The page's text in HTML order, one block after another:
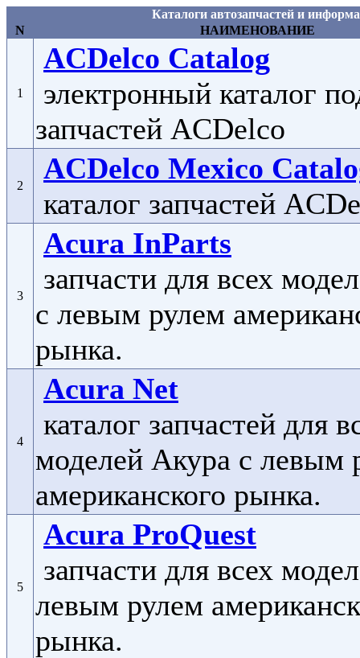
Каталоги автозапчастей и
N
НАИМЕНОВАНИЕ
1
ACDelco Catalog
электронный каталог
запчастей ACDelco
2
ACDelco Mexico
каталог запчастей
3
Acura InParts
запчасти для всех
с левым рулем
рынка.
4
Acura Net
каталог запчастей для
моделей Акура с левым
американского рынка.
5
Acura ProQuest
запчасти для всех
левым рулем
рынка.